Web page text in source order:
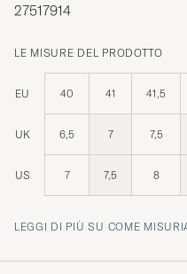
27517914
LE MISURE DEL PRODOTTO
EU 40 41 41,5
UK 6,5 7 7,5
US 7 7,5 8
LEGGI DI PIÙ SU COME